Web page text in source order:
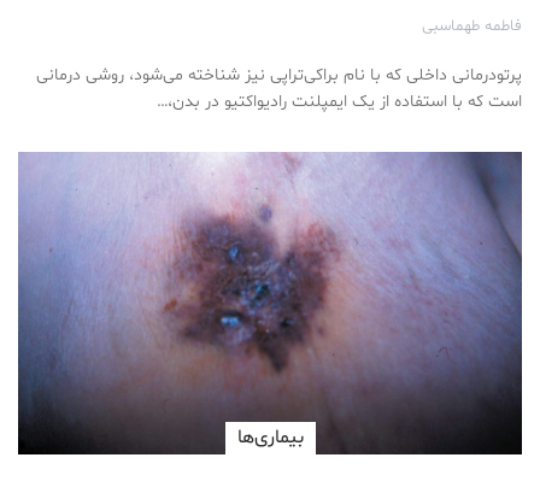
فاطمه طهماسبی
پرتودرمانی داخلی که با نام براکی‌تراپی نیز شناخته می‌شود، روشی درمانی
است که با استفاده از یک ایمپلنت رادیواکتیو در بدن،…
بیماری‌ها